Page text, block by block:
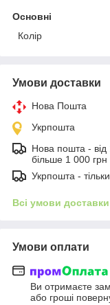
Основні
Колір
Умови доставки
Нова Пошта
Укрпошта
Нова пошта - від
більше 1 000
Укрпошта -
Всі умови доставки
Умови оплати
Ви отримаєте
або гроші